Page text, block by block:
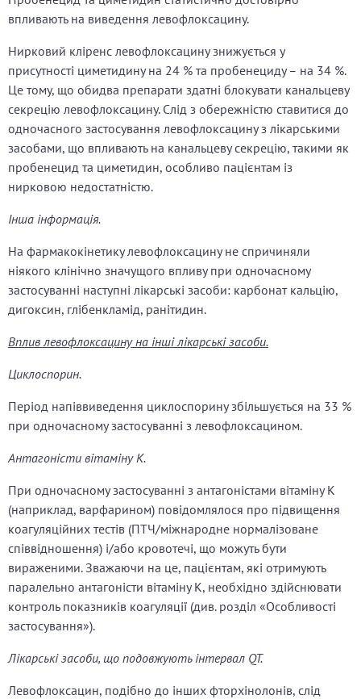
впливають на виведення левофлоксацину.
Нирковий кліренс левофлоксацину знижується у
присутності циметидину на 24 % та пробенециду – на 34 %.
Це тому, що обидва препарати здатні блокувати канальцеву
секрецію левофлоксацину. Слід з обережністю ставитися до
одночасного застосування левофлоксацину з лікарськими
засобами, що впливають на канальцеву секрецію, такими як
пробенецид та циметидин, особливо пацієнтам із
нирковою недостатністю.
Інша інформація.
На фармакокінетику левофлоксацину не спричиняли
ніякого клінічно значущого впливу при одночасному
застосуванні наступні лікарські засоби: карбонат кальцію,
дигоксин, глібенкламід, ранітидин.
Вплив левофлоксацину на інші лікарські засоби.
Циклоспорин.
Період напіввиведення циклоспорину збільшується на 33 %
при одночасному застосуванні з левофлоксацином.
Антагоністи вітаміну К.
При одночасному застосуванні з антагоністами вітаміну К
(наприклад, варфарином) повідомлялося про підвищення
коагуляційних тестів (ПТЧ/міжнародне нормалізоване
співвідношення) і/або кровотечі, що можуть бути
вираженими. Зважаючи на це, пацієнтам, які отримують
паралельно антагоністи вітаміну К, необхідно здійснювати
контроль показників коагуляції (див. розділ «Особливості
застосування»).
Лікарські засоби, що подовжують інтервал QT.
Левофлоксацин, подібно до інших фторхінолонів, слід